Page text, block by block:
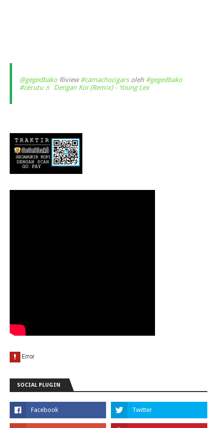
@gegedbakoRiview#camachocigarsoleh #gegedbako
#cerutu ♬ Dengan Koi (Remix) - Young Lex
SOCIAL PLUGIN